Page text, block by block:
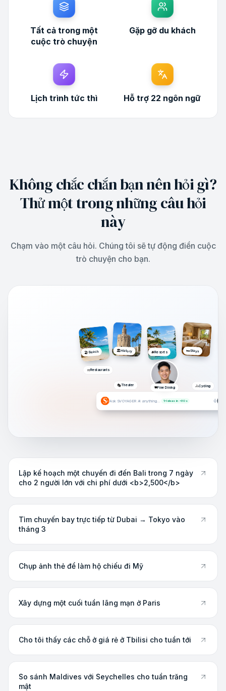
Tất cả trong một
cuộc trò chuyện
Gặp gỡ du khách
Lịch trình tức thì Hỗ trợ 22 ngôn ngữ
Không chắc chắn bạn nên hỏi gì?
Thử một trong những câu hỏi
này
Chạm vào một câu hỏi. Chúng tôi sẽ tự động điền cuộc
trò chuyện cho bạn.
🏖️ Beach 🏛️History 🛎️Resorts 🛏️Stays
🍽️Fine Dining
🍴Restaurants
🎭Theater 🚴Cycling
Ask SVOYAGER AI anything… ✨ Ideas in ~30s
Lập kế hoạch một chuyến đi đến Bali trong 7 ngày
cho 2 người lớn với chi phí dưới <b>2,500</b>
Tìm chuyến bay trực tiếp từ Dubai → Tokyo vào
tháng 3
Chụp ảnh thẻ để làm hộ chiếu đi Mỹ
Xây dựng một cuối tuần lãng mạn ở Paris
Cho tôi thấy các chỗ ở giá rẻ ở Tbilisi cho tuần tới
So sánh Maldives với Seychelles cho tuần trăng
mật